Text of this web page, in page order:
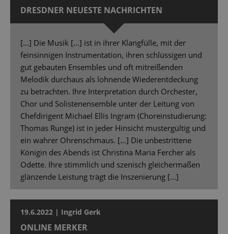
DRESDNER NEUESTE NACHRICHTEN
[...] Die Musik […] ist in ihrer Klangfülle, mit der
feinsinnigen Instrumentation, ihren schlüssigen und
gut gebauten Ensembles und oft mitreißenden
Melodik durchaus als lohnende Wiederentdeckung
zu betrachten. Ihre Interpretation durch Orchester,
Chor und Solistenensemble unter der Leitung von
Chefdirigent Michael Ellis Ingram (Choreinstudierung:
Thomas Runge) ist in jeder Hinsicht mustergültig und
ein wahrer Ohrenschmaus. […] Die unbestrittene
Königin des Abends ist Christina Maria Fercher als
Odette. Ihre stimmlich und szenisch gleichermaßen
glänzende Leistung trägt die Inszenierung [...]
19.6.2022 | Ingrid Gerk
ONLINE MERKER